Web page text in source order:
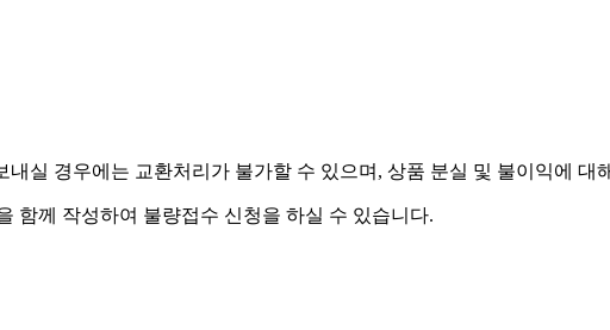
실 경우에는 교환처리가 불가할 수 있으며, 상품 분실 및 불이익에 대
함께 작성하여 불량접수 신청을 하실 수 있습니다.